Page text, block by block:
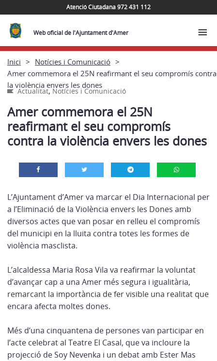
Atenció Ciutadana 972 431 112
Web oficial de l'Ajuntament d'Amer
Inici
Notícies i Comunicació
Amer commemora el 25N reafirmant el seu compromís contra
la violència envers les dones
Actualitat,Notícies i Comunicació
Amer commemora el 25N
reafirmant el seu compromís
contra la violència envers les dones
L’Ajuntament d’Amer va marcar el Dia Internacional per
a l’Eliminació de la Violència envers les Dones amb
diversos actes que van posar en relleu el compromís
del municipi en la lluita contra totes les formes de
violència masclista.
L’alcaldessa Maria Rosa Vila va reafirmar la voluntat
d’avançar cap a una Amer més segura i igualitària,
remarcant la importància de fer visible una realitat que
encara afecta moltes dones.
Més d’una cinquantena de persones van participar en
l’acte celebrat al Teatre El Casal, que va incloure la
projecció de Soy Nevenka i un debat amb Ester Mas